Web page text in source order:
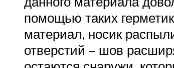
помощью таких
материал, носик
отверстий – шов